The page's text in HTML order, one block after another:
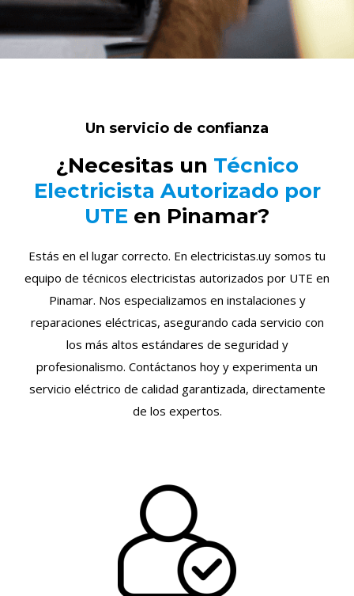
Un servicio de confianza
¿Necesitas un Técnico
Electricista Autorizado por
UTE en Pinamar?
Estás en el lugar correcto. En electricistas.uy somos tu
equipo de técnicos electricistas autorizados por UTE en
Pinamar. Nos especializamos en instalaciones y
reparaciones eléctricas, asegurando cada servicio con
los más altos estándares de seguridad y
profesionalismo. Contáctanos hoy y experimenta un
servicio eléctrico de calidad garantizada, directamente
de los expertos.